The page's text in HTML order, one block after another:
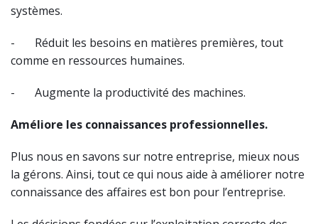
systèmes.
- Réduit les besoins en matières premières, tout
comme en ressources humaines.
- Augmente la productivité des machines.
Améliore les connaissances professionnelles.
Plus nous en savons sur notre entreprise, mieux nous
la gérons. Ainsi, tout ce qui nous aide à améliorer notre
connaissance des affaires est bon pour l’entreprise.